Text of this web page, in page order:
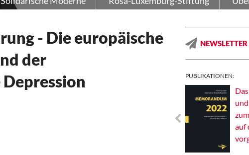
- Die europäische
der
NEWSLETTER
PUBLIKATIONEN:
Solidarisches EUropa -
auf